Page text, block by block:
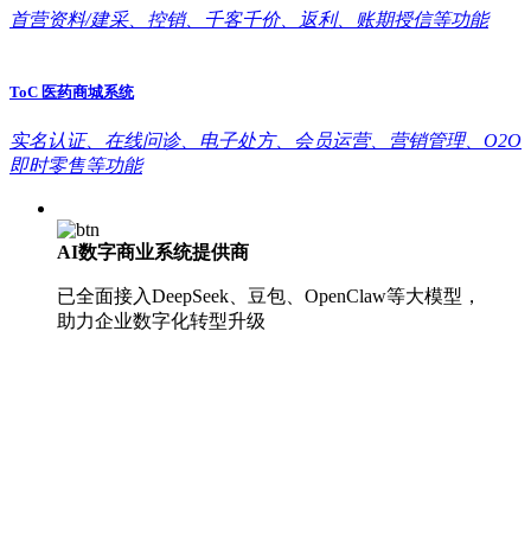
首营资料/建采、控销、千客千价、返利、账期授信等功能
ToC 医药商城系统
实名认证、在线问诊、电子处方、会员运营、营销管理、O2O
即时零售等功能
AI数字商业系统提供商
已全面接入DeepSeek、豆包、OpenClaw等大模型，
助力企业数字化转型升级